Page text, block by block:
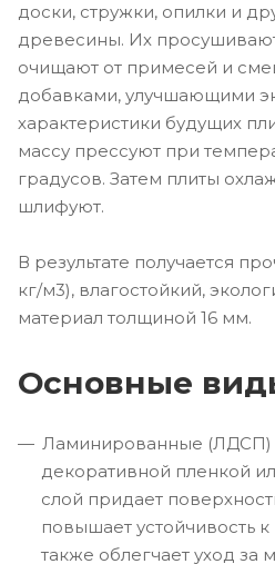
доски, стружки, опилки и
древесины. Их
очищают от примесей и
добавками, улучшающими
характеристики будущих
массу прессуют при
градусов. Затем плиты
шлифуют.
В результате получается
кг/м3), влагостойкий,
материал толщиной 16 мм.
Основные
Ламинированные
декоративной пленкой
слой придает
повышает устойчивость
также облегчает уход за